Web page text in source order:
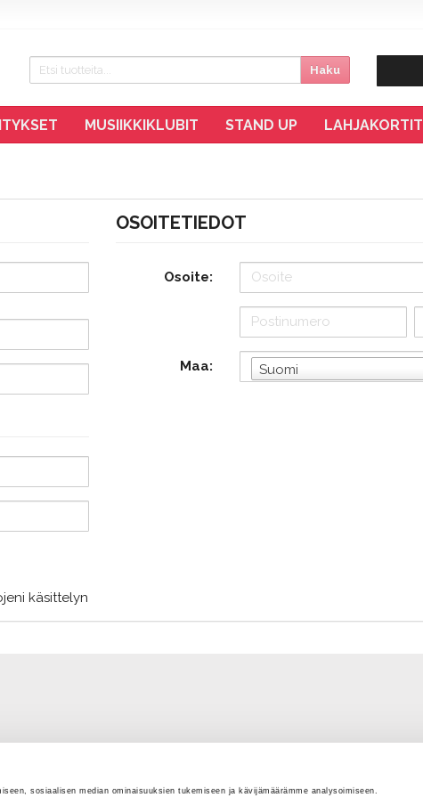
sosiaalisen median ominaisuuksien tukemiseen ja kävijämäärämme analysoimiseen.
Haku
MUSIIKKIKLUBIT STAND UP LAHJAKORTIT
OSOITETIEDOT
Osoite:
Maa: Suomi
käsittelyn